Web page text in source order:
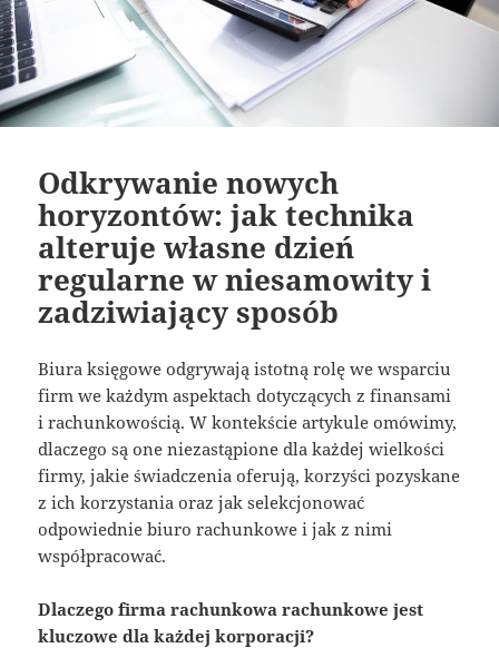
Odkrywanie nowych
horyzontów: jak technika
alteruje własne dzień
regularne w niesamowity i
zadziwiający sposób
Biura księgowe odgrywają istotną rolę we wsparciu
firm we każdym aspektach dotyczących z finansami
i rachunkowością. W kontekście artykule omówimy,
dlaczego są one niezastąpione dla każdej wielkości
firmy, jakie świadczenia oferują, korzyści pozyskane
z ich korzystania oraz jak selekcjonować
odpowiednie biuro rachunkowe i jak z nimi
współpracować.
Dlaczego firma rachunkowa rachunkowe jest
kluczowe dla każdej korporacji?